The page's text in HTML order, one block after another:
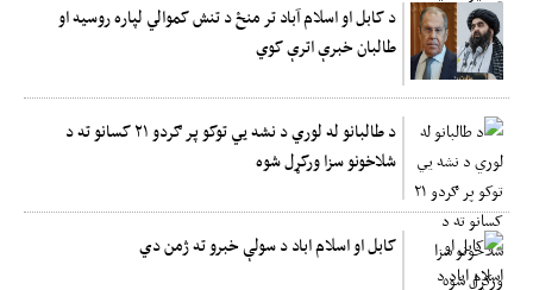
د کابل او اسلام آباد تر منځ د تنش کموالي لپاره روسیه او
طالبان خبرې اترې کوي
د طالبانو له لوري د نشه يي توکو پر ګردو ۲۱ کسانو ته د
شلاخونو سزا ورکړل شوه
کابل او اسلام اباد د سولې خبرو ته ژمن دي